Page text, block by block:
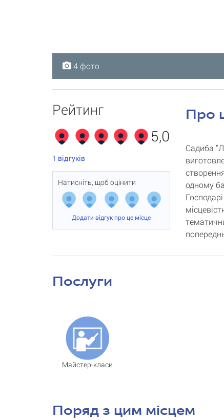
4 фото
4 фото
4 фото
4 фото
Рейтинг
5,0
1 відгуків
Натисніть, щоб оцінити
Додати відгук про це місце
Про
Садиба
одному
Послуги
Майстер-класи
Поряд з цим місцем